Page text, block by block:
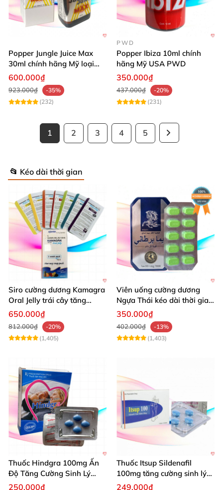
Popper Jungle Juice Max
30ml chính hãng Mỹ loại
mạnh cho Top Bot
600.000₫
923.000₫
-35%
(232)
PWD
Popper Ibiza 10ml chính
hãng Mỹ USA PWD
350.000₫
437.000₫
-20%
(231)
1 2 3 4 5
📂 Kéo dài thời gian
Siro cường dương Kamagra
Oral Jelly trái cây tăng
cường sinh lý nam
650.000₫
812.000₫
-20%
(1,405)
Viên uống cường dương
Ngựa Thái kéo dài thời gian
quan hệ
350.000₫
402.000₫
-13%
(1,403)
Thuốc Hindgra 100mg Ấn
Độ Tăng Cường Sinh Lý
Nam Hiệu Quả
250.000₫
Thuốc Itsup Sildenafil
100mg tăng cường sinh lý
kéo dài thời gian cho nam
249.000₫